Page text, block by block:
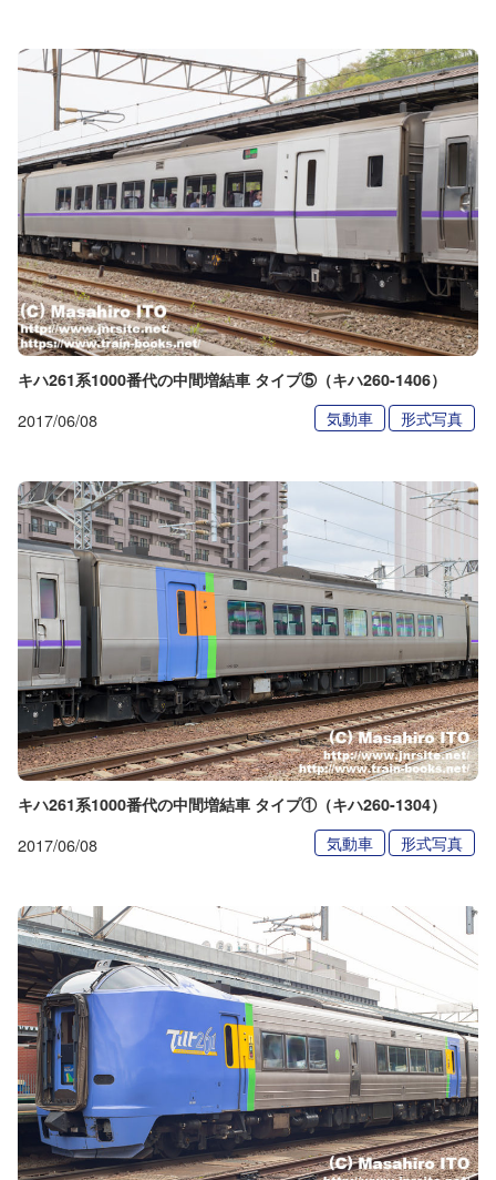
キハ261系1000番代の中間増結車 タイプ⑤（キハ260-1406）
2017/06/08 気動車 形式写真
キハ261系1000番代の中間増結車 タイプ①（キハ260-1304）
2017/06/08 気動車 形式写真